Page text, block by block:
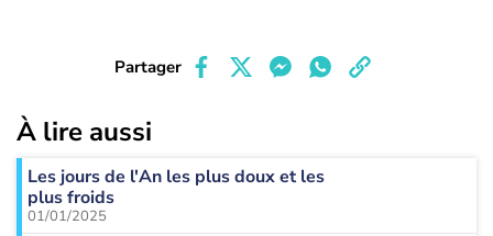
Partager
À lire aussi
Les jours de l'An les plus doux et les
plus froids
01/01/2025